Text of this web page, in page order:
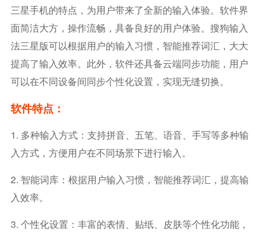
三星手机的特点，为用户带来了全新的输入体验。软件界
面简洁大方，操作流畅，具备良好的用户体验。搜狗输入
法三星版可以根据用户的输入习惯，智能推荐词汇，大大
提高了输入效率。此外，软件还具备云端同步功能，用户
可以在不同设备间同步个性化设置，实现无缝切换。
软件特点：
1. 多种输入方式：支持拼音、五笔、语音、手写等多种输
入方式，方便用户在不同场景下进行输入。
2. 智能词库：根据用户输入习惯，智能推荐词汇，提高输
入效率。
3. 个性化设置：丰富的表情、贴纸、皮肤等个性化功能，